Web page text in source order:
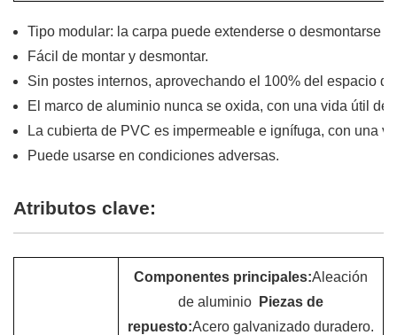
Tipo modular: la carpa puede extenderse o desmontarse
Fácil de montar y desmontar.
Sin postes internos, aprovechando el 100% del espacio
El marco de aluminio nunca se oxida, con una vida útil de
La cubierta de PVC es impermeable e ignífuga, con una
Puede usarse en condiciones adversas.
Atributos clave:
Componentes principales:Aleación
de aluminio
Piezas de
repuesto:Acero galvanizado duradero.